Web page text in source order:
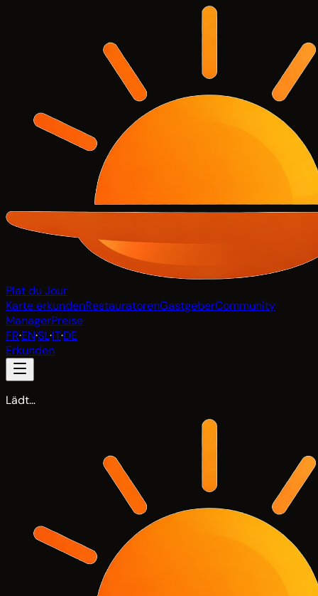
Plat du Jour
Karte erkundenRestauratorenGastgeberCommunity
ManagerPreise
FR·EN·SL·IT·DE
Erkunden
Lädt…